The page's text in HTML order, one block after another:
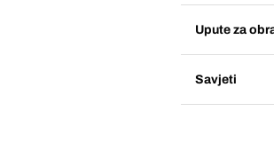
Upute za
Savjeti